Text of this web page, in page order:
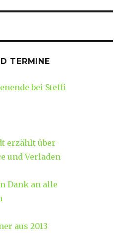
TERMINE
bei Steffi
erzählt über
und Verladen
Dank an alle
aus 2013